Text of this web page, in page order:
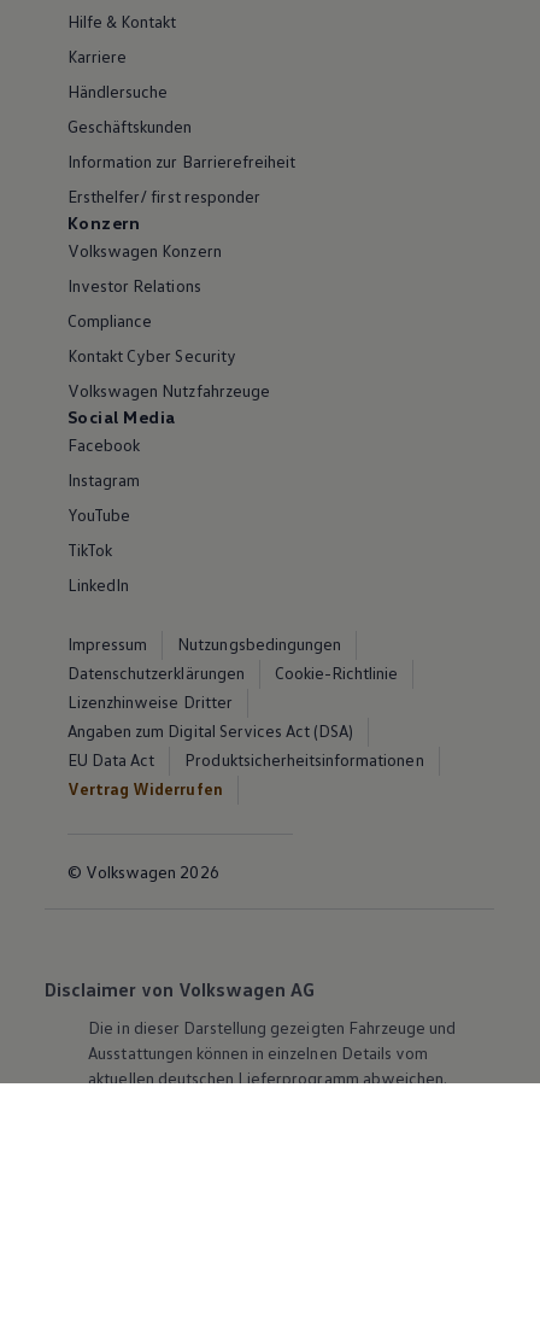
Hilfe & Kontakt
Karriere
Händlersuche
Geschäftskunden
Information zur Barrierefreiheit
Ersthelfer/ first responder
Konzern
Volkswagen Konzern
Investor Relations
Compliance
Kontakt Cyber Security
Volkswagen Nutzfahrzeuge
Social Media
Facebook
Instagram
YouTube
TikTok
LinkedIn
Impressum
Nutzungsbedingungen
Datenschutzerklärungen
Cookie-Richtlinie
Lizenzhinweise Dritter
Angaben zum Digital Services Act (DSA)
EU Data Act
Produktsicherheitsinformationen
Vertrag Widerrufen
© Volkswagen 2026
Disclaimer von Volkswagen AG
Die in dieser Darstellung gezeigten Fahrzeuge und
Ausstattungen können in einzelnen Details vom
aktuellen deutschen Lieferprogramm abweichen.